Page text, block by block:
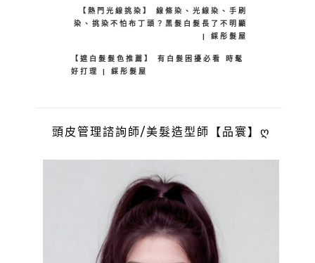
【熱門光線挑染】 線條染、光線染、手刷
染、挑染不怕布丁頭？黑髮白髮長了不明顯
| 綵彤髮屋
【遮白髮髮色推薦】 有白髮困擾必看 時髦
好打理 | 綵彤髮屋
頭皮管理諮詢師/美髮造型師【品寰】ღ